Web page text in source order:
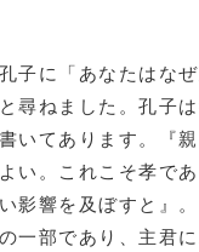
子に「あなたはな
尋ねました。孔子は
いてあります。『
い。これこそ孝で
影響を及ぼすと』
一部であり、主君に